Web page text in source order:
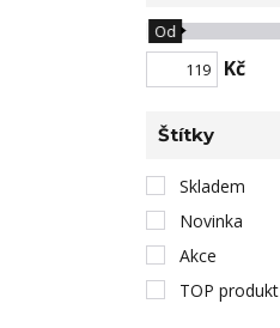
Kč
Od
Štítky
Skladem
Novinka
Akce
TOP produkt